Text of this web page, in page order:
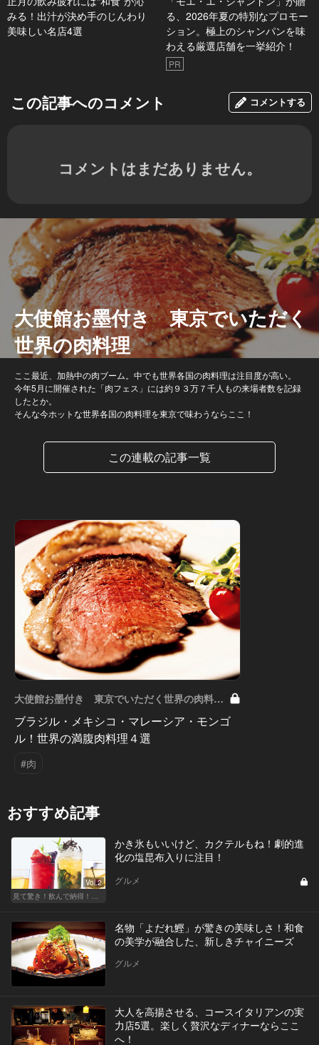
みる！出汁が決め手のじんわり
美味しい名店4選
る、2026年夏の特別なプロモー
ション。極上のシャンパンを味
わえる厳選店舗を一挙紹介！
PR
この記事へのコメント コメントする
コメントはまだありません。
大使館お墨付き 東京でいただく
世界の肉料理
ここ最近、加熱中の肉ブーム。中でも世界各国の肉料理は注目度が高い。
今年5月に開催された「肉フェス」には約９３万７千人もの来場者数を記録
したとか。
そんな今ホットな世界各国の肉料理を東京で味わうならここ！
この連載の記事一覧
大使館お墨付き 東京でいただく世界の肉料理
Vol.2
ブラジル・メキシコ・マレーシア・モンゴ
ル！世界の満腹肉料理４選
#肉
おすすめ記事
Vol.2
見て驚き！飲んで納得！進化系酒カタログ
かき氷もいいけど、カクテルもね！劇的進
化の塩昆布入りに注目！
グルメ
名物「よだれ鰹」が驚きの美味しさ！和食
の美学が融合した、新しきチャイニーズ
グルメ
大人を高揚させる、コースイタリアンの実
力店5選。楽しく贅沢なディナーならここ
へ！